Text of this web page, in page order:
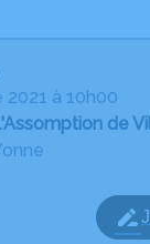
2021 à 10h00
de